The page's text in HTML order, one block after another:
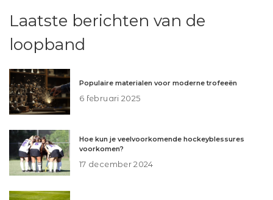
Laatste berichten van de
loopband
Populaire materialen voor moderne trofeeën
6 februari 2025
Hoe kun je veelvoorkomende hockeyblessures
voorkomen?
17 december 2024